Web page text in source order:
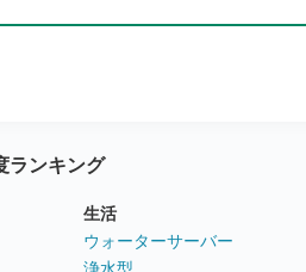
ランキング
生活
ウォーターサーバー